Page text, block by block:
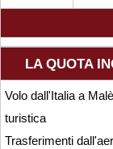
Viaggi in
LA QUOTA
Volo dall'Italia a
turistica
Trasferimenti